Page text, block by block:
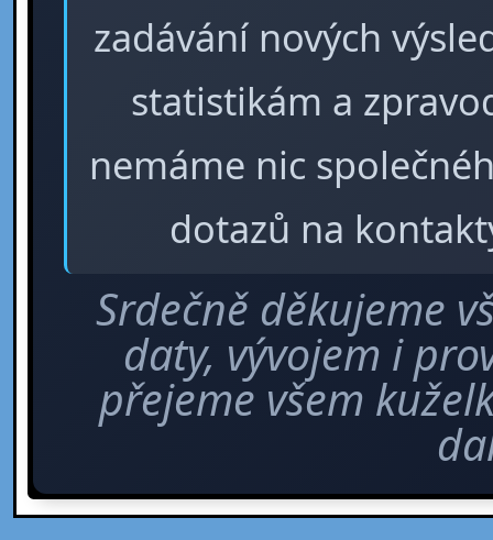
zadávání nových
statistikám a
nemáme nic
dotazů na
Srdečně děkujeme
daty, vývojem i
přejeme všem